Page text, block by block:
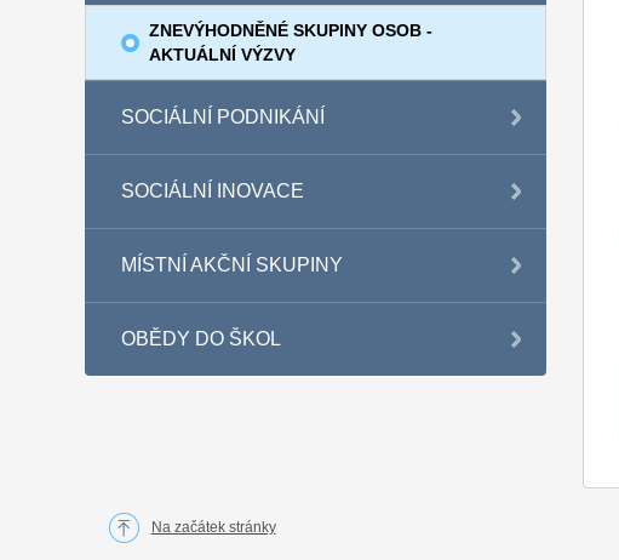
ZNEVÝHODNĚNÉ SKUPINY OSOB -
AKTUÁLNÍ VÝZVY
SOCIÁLNÍ PODNIKÁNÍ
SOCIÁLNÍ INOVACE
MÍSTNÍ AKČNÍ SKUPINY
OBĚDY DO ŠKOL
Na začátek stránky